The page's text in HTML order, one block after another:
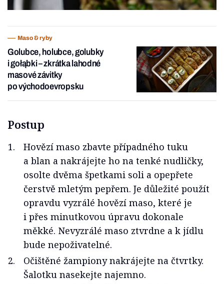
Maso & ryby
Golubce, holubce, golubky
i gołąbki –⁠ zkrátka lahodné
masové závitky
po východoevropsku
Postup
Hovězí maso zbavte případného tuku
a blan a nakrájejte ho na tenké nudličky,
osolte dvěma špetkami soli a opepřete
čerstvě mletým pepřem. Je důležité použít
opravdu vyzrálé hovězí maso, které je
i přes minutkovou úpravu dokonale
měkké. Nevyzrálé maso ztvrdne a k jídlu
bude nepoživatelné.
Očištěné žampiony nakrájejte na čtvrtky.
Šalotku nasekejte najemno.